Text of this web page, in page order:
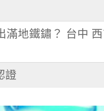
滿地鐵鏽？ 台中
證